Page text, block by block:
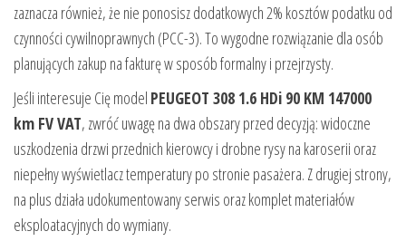
zaznacza również, że nie ponosisz dodatkowych 2% kosztów podatku od
czynności cywilnoprawnych (PCC-3). To wygodne rozwiązanie dla osób
planujących zakup na fakturę w sposób formalny i przejrzysty.
Jeśli interesuje Cię model PEUGEOT 308 1.6 HDi 90 KM 147000
km FV VAT, zwróć uwagę na dwa obszary przed decyzją: widoczne
uszkodzenia drzwi przednich kierowcy i drobne rysy na karoserii oraz
niepełny wyświetlacz temperatury po stronie pasażera. Z drugiej strony,
na plus działa udokumentowany serwis oraz komplet materiałów
eksploatacyjnych do wymiany.